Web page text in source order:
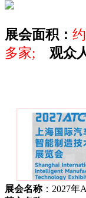
展会面积：
多家; 观众
展会名称：2027年